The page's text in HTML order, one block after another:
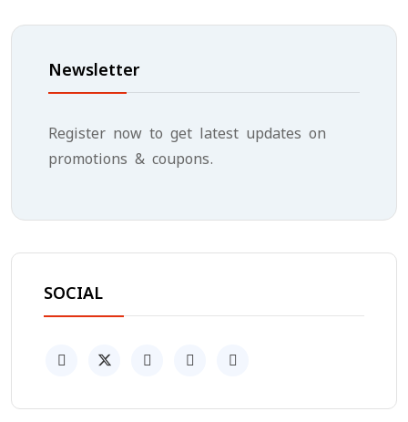
Newsletter
Register now to get latest updates on
promotions & coupons.
SOCIAL